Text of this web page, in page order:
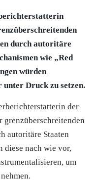
durch autoritäre
wie „Red
würden
Druck zu setzen.
der
grenzüberschreitenden
autoritäre Staaten
diese nach wie vor,
um